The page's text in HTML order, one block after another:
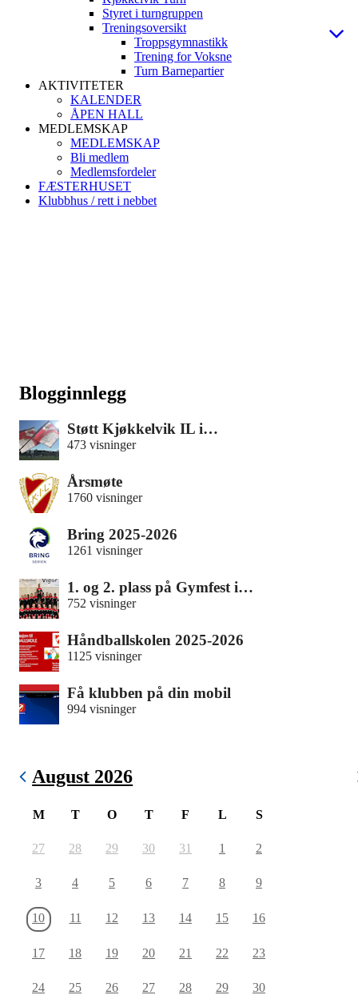
Styret i turngruppen
Treningsoversikt
Troppsgymnastikk
Trening for Voksne
Turn Barnepartier
AKTIVITETER
KALENDER
ÅPEN HALL
MEDLEMSKAP
MEDLEMSKAP
Bli medlem
Medlemsfordeler
FÆSTERHUSET
Klubbhus / rett i nebbet
Blogginnlegg
Støtt Kjøkkelvik IL i…
473 visninger
Årsmøte
1760 visninger
Bring 2025-2026
1261 visninger
1. og 2. plass på Gymfest i…
752 visninger
Håndballskolen 2025-2026
1125 visninger
Få klubben på din mobil
994 visninger
August 2026
M T O T F L S
27 28 29 30 31 1 2
3 4 5 6 7 8 9
10 11 12 13 14 15 16
17 18 19 20 21 22 23
24 25 26 27 28 29 30